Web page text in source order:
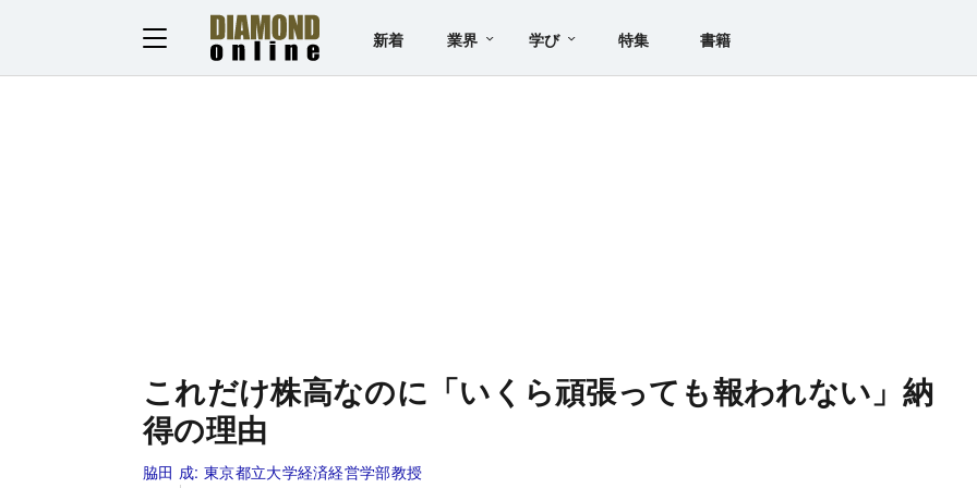
新着 業界 学び 特集 書籍
これだけ株高なのに「いくら頑張っても報われない」納
得の理由
脇田 成: 東京都立大学経済経営学部教授